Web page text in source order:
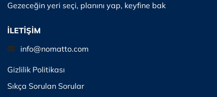
Gezeceğin yeri seçi, planını yap, keyfine bak
İLETİŞİM
info@nomatto.com
Gizlilik Politikası
Sıkça Sorulan Sorular